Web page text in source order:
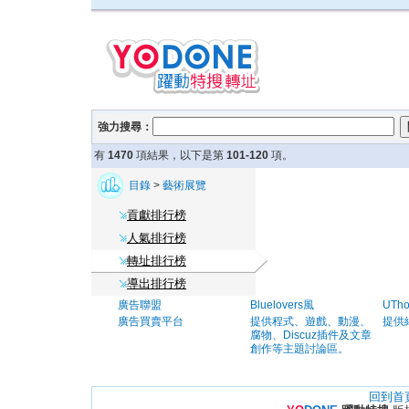
強力搜尋：
有 1470 項結果，以下是第 101-120 項。
目錄 > 藝術展覽
貢獻排行榜
人氣排行榜
轉址排行榜
導出排行榜
廣告聯盟
廣告買賣平台
Bluelovers風
提供程式、遊戲、動漫、
腐物、Discuz插件及文章
創作等主題討論區。
提供
回到首